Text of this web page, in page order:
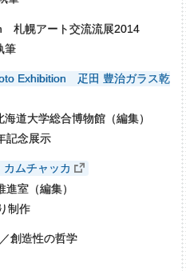
札幌アート交流流展2014
筆
Exhibition 疋田 豊治ガラス乾
道大学総合博物館（編集）
記念展示
ムチャッカ
室（編集）
制作
／創造性の哲学